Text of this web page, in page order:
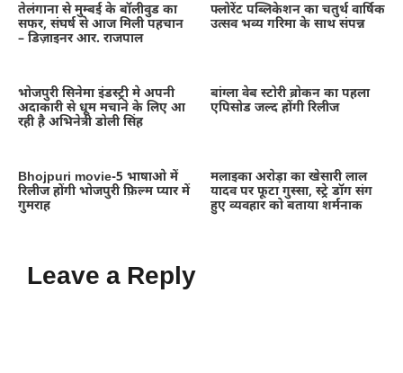
तेलंगाना से मुम्बई के बॉलीवुड का
सफर, संघर्ष से आज मिली पहचान
– डिज़ाइनर आर. राजपाल
फ्लोरेंट पब्लिकेशन का चतुर्थ वार्षिक
उत्सव भव्य गरिमा के साथ संपन्न
भोजपुरी सिनेमा इंडस्ट्री मे अपनी
अदाकारी से धूम मचाने के लिए आ
रही है अभिनेत्री डोली सिंह
बांग्ला वेब स्टोरी ब्रोकन का पहला
एपिसोड जल्द होंगी रिलीज
Bhojpuri movie-5 भाषाओ में
रिलीज होंगी भोजपुरी फ़िल्म प्यार में
गुमराह
मलाइका अरोड़ा का खेसारी लाल
यादव पर फूटा गुस्सा, स्ट्रे डॉग संग
हुए व्यवहार को बताया शर्मनाक
Leave a Reply